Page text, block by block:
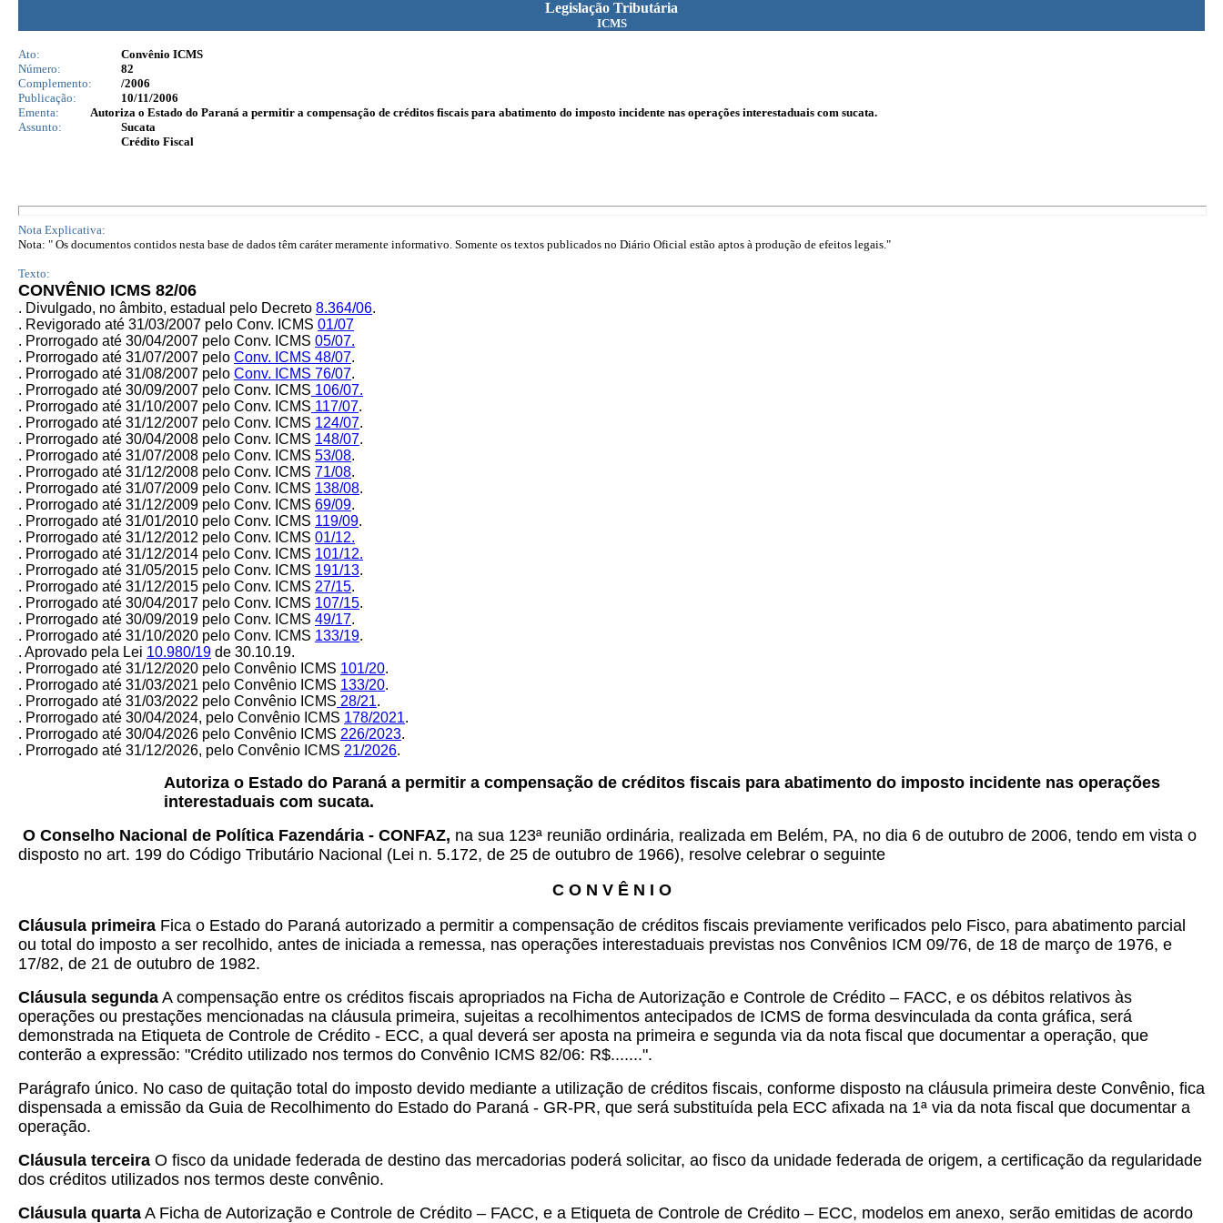
Legislação Tributária
ICMS
Ato:
Convênio ICMS
Número:
82
Complemento:
/2006
Publicação:
10/11/2006
Ementa:
Autoriza o Estado do Paraná a permitir a compensação de créditos fiscais para abatimento do imposto incidente nas operações interestaduais com sucata.
Assunto:
Sucata
Crédito Fiscal
Nota Explicativa:
Nota: " Os documentos contidos nesta base de dados têm caráter meramente informativo. Somente os textos publicados no Diário Oficial estão aptos à produção de efeitos legais."
Texto:
CONVÊNIO ICMS 82/06
. Divulgado, no âmbito, estadual pelo Decreto 8.364/06.
. Revigorado até 31/03/2007 pelo Conv. ICMS 01/07
. Prorrogado até 30/04/2007 pelo Conv. ICMS 05/07.
. Prorrogado até 31/07/2007 pelo Conv. ICMS 48/07.
. Prorrogado até 31/08/2007 pelo Conv. ICMS 76/07.
. Prorrogado até 30/09/2007 pelo Conv. ICMS 106/07.
. Prorrogado até 31/10/2007 pelo Conv. ICMS 117/07.
. Prorrogado até 31/12/2007 pelo Conv. ICMS 124/07.
. Prorrogado até 30/04/2008 pelo Conv. ICMS 148/07.
. Prorrogado até 31/07/2008 pelo Conv. ICMS 53/08.
. Prorrogado até 31/12/2008 pelo Conv. ICMS 71/08.
. Prorrogado até 31/07/2009 pelo Conv. ICMS 138/08.
. Prorrogado até 31/12/2009 pelo Conv. ICMS 69/09.
. Prorrogado até 31/01/2010 pelo Conv. ICMS 119/09.
. Prorrogado até 31/12/2012 pelo Conv. ICMS 01/12.
. Prorrogado até 31/12/2014 pelo Conv. ICMS 101/12.
. Prorrogado até 31/05/2015 pelo Conv. ICMS 191/13.
. Prorrogado até 31/12/2015 pelo Conv. ICMS 27/15.
. Prorrogado até 30/04/2017 pelo Conv. ICMS 107/15.
. Prorrogado até 30/09/2019 pelo Conv. ICMS 49/17.
. Prorrogado até 31/10/2020 pelo Conv. ICMS 133/19.
. Aprovado pela Lei 10.980/19 de 30.10.19.
. Prorrogado até 31/12/2020 pelo Convênio ICMS 101/20.
. Prorrogado até 31/03/2021 pelo Convênio ICMS 133/20.
. Prorrogado até 31/03/2022 pelo Convênio ICMS 28/21.
. Prorrogado até 30/04/2024, pelo Convênio ICMS 178/2021.
. Prorrogado até 30/04/2026 pelo Convênio ICMS 226/2023.
. Prorrogado até 31/12/2026, pelo Convênio ICMS 21/2026.
Autoriza o Estado do Paraná a permitir a compensação de créditos fiscais para abatimento do imposto incidente nas operações
interestaduais com sucata.
O Conselho Nacional de Política Fazendária - CONFAZ, na sua 123ª reunião ordinária, realizada em Belém, PA, no dia 6 de outubro de 2006, tendo em vista o
disposto no art. 199 do Código Tributário Nacional (Lei n. 5.172, de 25 de outubro de 1966), resolve celebrar o seguinte
C O N V Ê N I O
Cláusula primeira Fica o Estado do Paraná autorizado a permitir a compensação de créditos fiscais previamente verificados pelo Fisco, para abatimento parcial
ou total do imposto a ser recolhido, antes de iniciada a remessa, nas operações interestaduais previstas nos Convênios ICM 09/76, de 18 de março de 1976, e
17/82, de 21 de outubro de 1982.
Cláusula segunda A compensação entre os créditos fiscais apropriados na Ficha de Autorização e Controle de Crédito – FACC, e os débitos relativos às
operações ou prestações mencionadas na cláusula primeira, sujeitas a recolhimentos antecipados de ICMS de forma desvinculada da conta gráfica, será
demonstrada na Etiqueta de Controle de Crédito - ECC, a qual deverá ser aposta na primeira e segunda via da nota fiscal que documentar a operação, que
conterão a expressão: "Crédito utilizado nos termos do Convênio ICMS 82/06: R$.......".
Parágrafo único. No caso de quitação total do imposto devido mediante a utilização de créditos fiscais, conforme disposto na cláusula primeira deste Convênio, fica
dispensada a emissão da Guia de Recolhimento do Estado do Paraná - GR-PR, que será substituída pela ECC afixada na 1ª via da nota fiscal que documentar a
operação.
Cláusula terceira O fisco da unidade federada de destino das mercadorias poderá solicitar, ao fisco da unidade federada de origem, a certificação da regularidade
dos créditos utilizados nos termos deste convênio.
Cláusula quarta A Ficha de Autorização e Controle de Crédito – FACC, e a Etiqueta de Controle de Crédito – ECC, modelos em anexo, serão emitidas de acordo